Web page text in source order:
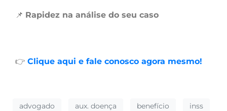
📌 Rapidez na análise do seu caso
👉 Clique aqui e fale conosco agora mesmo!
advogado aux. doença benefício
inss